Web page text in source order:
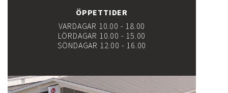
ÖPPETTIDER
VARDAGAR 10.00 - 18.00
LÖRDAGAR 10.00 - 15.00
SÖNDAGAR 12.00 - 16.00